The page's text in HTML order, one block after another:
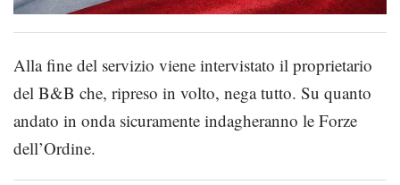
Alla fine del servizio viene intervistato il proprietario
del B&B che, ripreso in volto, nega tutto. Su quanto
andato in onda sicuramente indagheranno le Forze
dell’Ordine.